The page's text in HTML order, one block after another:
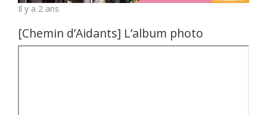
Il y a 2 ans
[Chemin d’Aidants] L’album photo